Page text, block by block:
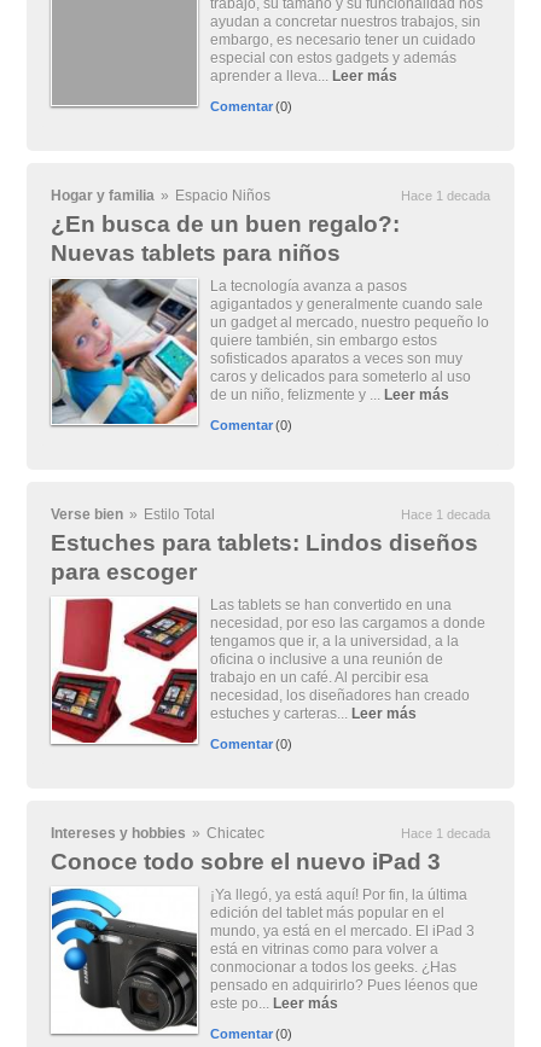
trabajo, su tamaño y su funcionalidad nos
ayudan a concretar nuestros trabajos, sin
embargo, es necesario tener un cuidado
especial con estos gadgets y además
aprender a lleva... Leer más
Comentar(0)
Hogar y familia » Espacio Niños Hace 1 decada
¿En busca de un buen regalo?:
Nuevas tablets para niños
La tecnología avanza a pasos
agigantados y generalmente cuando sale
un gadget al mercado, nuestro pequeño lo
quiere también, sin embargo estos
sofisticados aparatos a veces son muy
caros y delicados para someterlo al uso
de un niño, felizmente y ... Leer más
Comentar(0)
Verse bien » Estilo Total Hace 1 decada
Estuches para tablets: Lindos diseños
para escoger
Las tablets se han convertido en una
necesidad, por eso las cargamos a donde
tengamos que ir, a la universidad, a la
oficina o inclusive a una reunión de
trabajo en un café. Al percibir esa
necesidad, los diseñadores han creado
estuches y carteras... Leer más
Comentar(0)
Intereses y hobbies » Chicatec Hace 1 decada
Conoce todo sobre el nuevo iPad 3
¡Ya llegó, ya está aquí! Por fin, la última
edición del tablet más popular en el
mundo, ya está en el mercado. El iPad 3
está en vitrinas como para volver a
conmocionar a todos los geeks. ¿Has
pensado en adquirirlo? Pues léenos que
este po... Leer más
Comentar(0)